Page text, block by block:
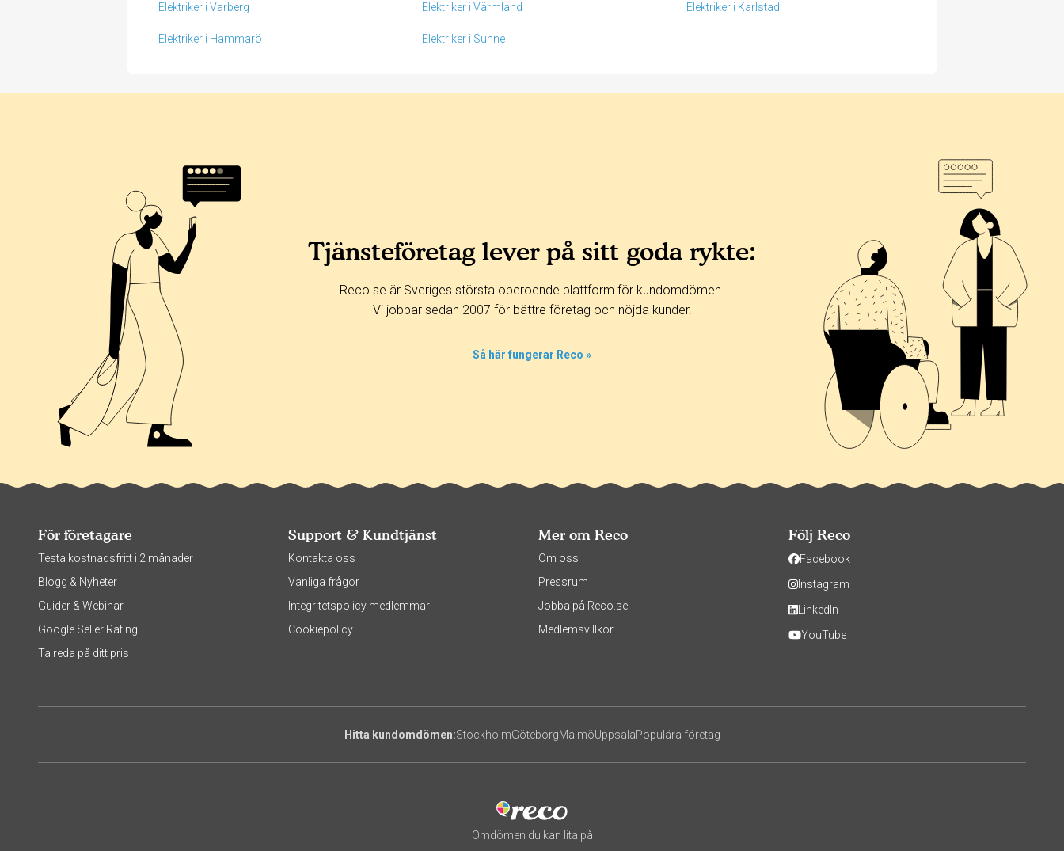
Elektriker i Varberg Elektriker i Värmland Elektriker i Karlstad
Elektriker i Hammarö Elektriker i Sunne
365 dagar 90 dagar
30 dagar
Tjänsteföretag lever på sitt goda rykte:
Reco.se är Sveriges största oberoende plattform för kundomdömen.
Vi jobbar sedan 2007 för bättre företag och nöjda kunder.
Så här fungerar Reco »
För företagare
Testa kostnadsfritt i 2 månader
Blogg & Nyheter
Guider & Webinar
Google Seller Rating
Ta reda på ditt pris
Support & Kundtjänst
Kontakta oss
Vanliga frågor
Integritetspolicy medlemmar
Cookiepolicy
Mer om Reco
Om oss
Pressrum
Jobba på Reco.se
Medlemsvillkor
Följ Reco
Facebook
Instagram
LinkedIn
YouTube
Hitta kundomdömen:StockholmGöteborgMalmöUppsalaPopulära företag
Omdömen du kan lita på